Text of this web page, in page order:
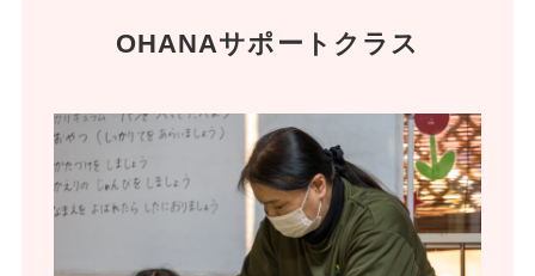
OHANAサポートクラス